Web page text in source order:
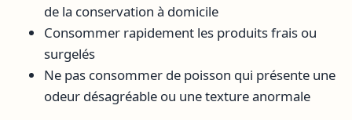
de la conservation à domicile
Consommer rapidement les produits frais ou
surgelés
Ne pas consommer de poisson qui présente une
odeur désagréable ou une texture anormale